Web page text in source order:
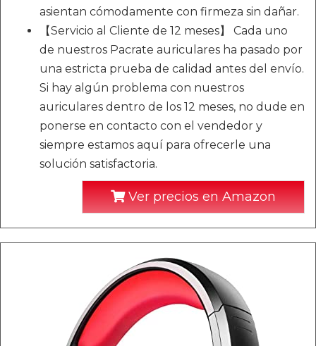
asientan cómodamente con firmeza sin dañar.
【Servicio al Cliente de 12 meses】 Cada uno
de nuestros Pacrate auriculares ha pasado por
una estricta prueba de calidad antes del envío.
Si hay algún problema con nuestros
auriculares dentro de los 12 meses, no dude en
ponerse en contacto con el vendedor y
siempre estamos aquí para ofrecerle una
solución satisfactoria.
Ver precios en Amazon